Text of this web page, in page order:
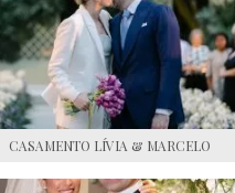
CASAMENTO LÍVIA & MARCELO